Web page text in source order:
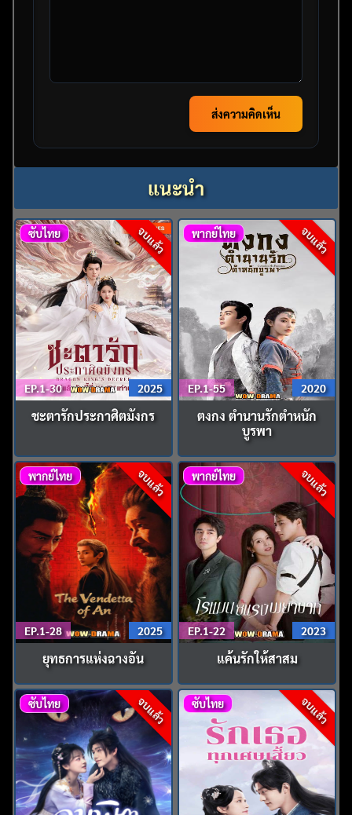
ส่งความคิดเห็น
แนะนำ
จบแล้ว
ซับไทย
EP.1-30 2025
ชะตารักประกาศิตมังกร
จบแล้ว
พากย์ไทย
EP.1-55 2020
ตงกง ตำนานรักตำหนัก
บูรพา
จบแล้ว
พากย์ไทย
EP.1-28 2025
ยุทธการแห่งฉางอัน
จบแล้ว
พากย์ไทย
EP.1-22 2023
แค้นรักให้สาสม
จบแล้ว
ซับไทย จบแล้ว
ซับไทย